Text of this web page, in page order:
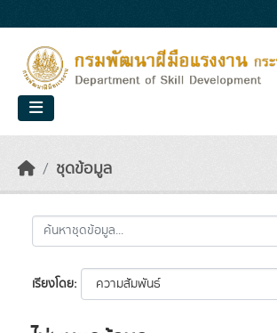
ชุดข้อมูล
เรียงโดย